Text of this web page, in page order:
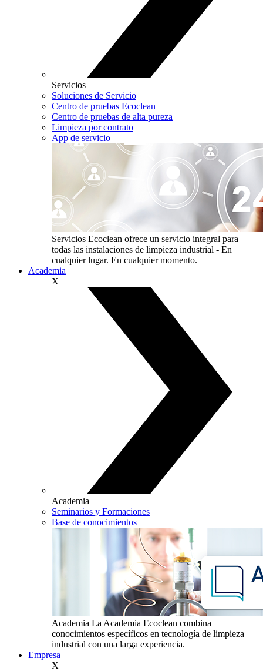
Servicios
Soluciones de Servicio
Centro de pruebas Ecoclean
Centro de pruebas de alta pureza
Limpieza por contrato
App de servicio
Servicios Ecoclean ofrece un servicio integral para
todas las instalaciones de limpieza industrial - En
cualquier lugar. En cualquier momento.
Academia
X
Academia
Seminarios y Formaciones
Base de conocimientos
Academia La Academia Ecoclean combina
conocimientos específicos en tecnología de limpieza
industrial con una larga experiencia.
Empresa
X